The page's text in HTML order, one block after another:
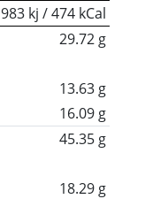
kj / 474 kCal
29.72 g
13.63 g
16.09 g
45.35 g
18.29 g